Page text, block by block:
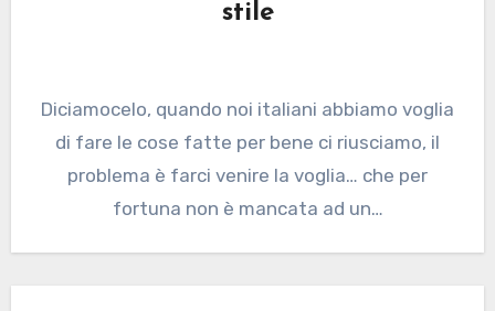
stile
Diciamocelo, quando noi italiani abbiamo voglia
di fare le cose fatte per bene ci riusciamo, il
problema è farci venire la voglia… che per
fortuna non è mancata ad un…